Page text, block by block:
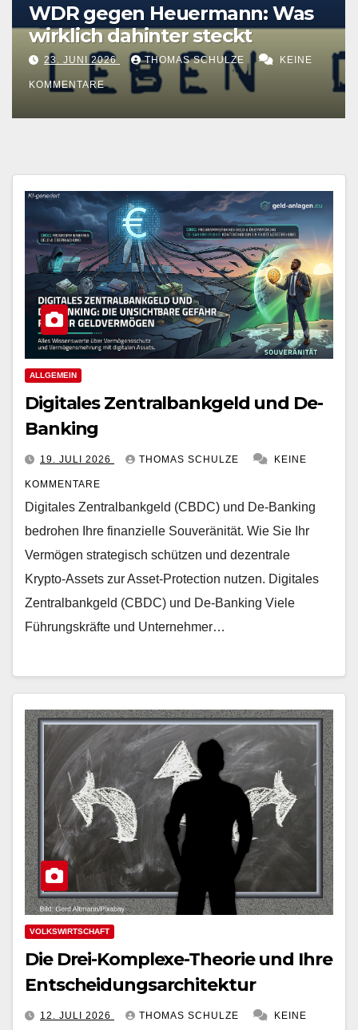
WDR gegen Heuermann: Was
wirklich dahinter steckt
23. JUNI 2026 THOMAS SCHULZE KEINE
KOMMENTARE
ALLGEMEIN
Digitales Zentralbankgeld und De-
Banking
19. JULI 2026 THOMAS SCHULZE KEINE
KOMMENTARE
Digitales Zentralbankgeld (CBDC) und De-Banking
bedrohen Ihre finanzielle Souveränität. Wie Sie Ihr
Vermögen strategisch schützen und dezentrale
Krypto-Assets zur Asset-Protection nutzen. Digitales
Zentralbankgeld (CBDC) und De-Banking Viele
Führungskräfte und Unternehmer…
VOLKSWIRTSCHAFT
Die Drei-Komplexe-Theorie und Ihre
Entscheidungsarchitektur
12. JULI 2026 THOMAS SCHULZE KEINE